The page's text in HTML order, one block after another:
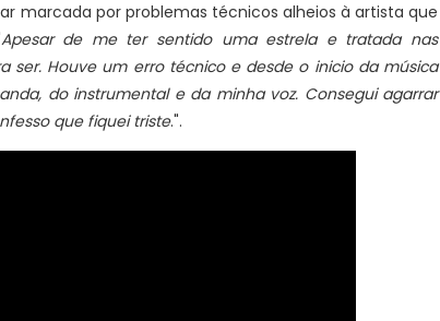
marcada por problemas técnicos alheios à artista que
Apesar de me ter sentido uma estrela e tratada nas
ser. Houve um erro técnico e desde o inicio da música
do instrumental e da minha voz. Consegui agarrar
que fiquei triste.".